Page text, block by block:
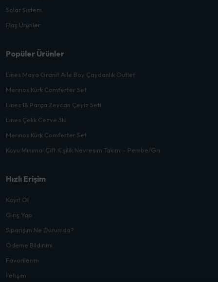
Solar Sistem
Flaş Ürünler
Popüler Ürünler
Lines Maya Granit Aile Boy Çaydanlık Outlet
Merinos Kürk Comferter Set
Lines 18 Parça Zeycan Çeyiz Seti
Lines Çelik Cezve 3lü
Merinos Kürk Comferter Set
Koyu Minimal Çift Kişilik Nevresim Takımı - Pembe/Gri
Hızlı Erişim
Kayıt Ol
Giriş Yap
Siparişim Ne Durumda?
Ödeme Bildirimi
Favorilerim
İletişim